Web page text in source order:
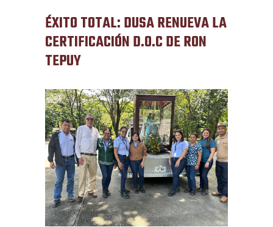
ÉXITO TOTAL: DUSA RENUEVA LA
CERTIFICACIÓN D.O.C DE RON
TEPUY